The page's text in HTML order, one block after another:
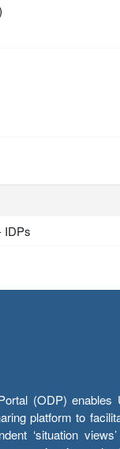
IDPs
(ODP) enables
platform to
‘situation